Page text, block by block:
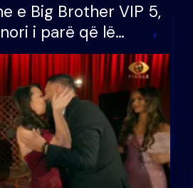
e Big Brother VIP 5,
i parë që lë
mundësinë për
e madh